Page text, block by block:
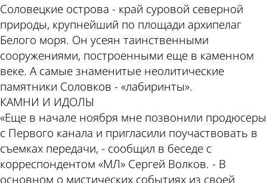
Соловецкие острова - край суровой северной
природы, крупнейший по площади архипелаг
Белого моря. Он усеян таинственными
сооружениями, построенными еще в каменном
веке. А самые знаменитые неолитические
памятники Соловков - «лабиринты».
КАМНИ И ИДОЛЫ
«Еще в начале ноября мне позвонили продюсеры
с Первого канала и пригласили поучаствовать в
съемках передачи, - сообщил в беседе с
корреспондентом «МЛ» Сергей Волков. - В
основном о мистических событиях из своей